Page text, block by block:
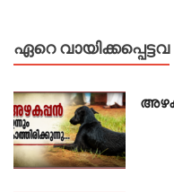
ഏറെ വായിക്കപ്പെട്ടവ